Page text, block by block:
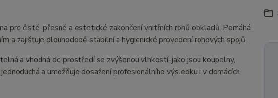
pro čisté, přesné a estetické zakončení vnitřních rohů obkladů. Pomáhá
a zajišťuje dlouhodobě stabilní a hygienické provedení rohových spojů.
a vhodná do prostředí se zvýšenou vlhkostí, jako jsou koupelny,
a umožňuje dosažení profesionálního výsledku i v domácích